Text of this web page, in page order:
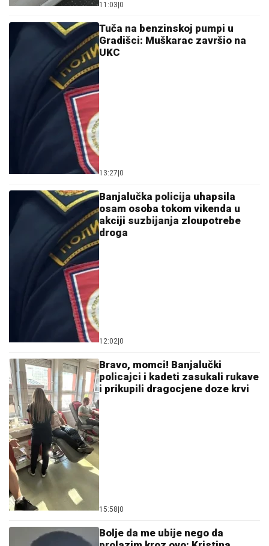
11:03 0
Tuča na benzinskoj pumpi u
Gradišci: Muškarac završio na
UKC
13:27 0
Banjalučka policija uhapsila
osam osoba tokom vikenda u
akciji suzbijanja zloupotrebe
droga
12:02 0
Bravo, momci! Banjalučki
policajci i kadeti zasukali rukave
i prikupili dragocjene doze krvi
15:58 0
Bolje da me ubije nego da